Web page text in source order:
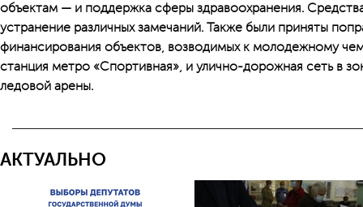
объектам — и поддержка сферы здравоохранения.
устранение различных замечаний. Также были приняты
финансирования объектов, возводимых к молодежному
станция метро «Спортивная», и улично-дорожная сеть в
ледовой арены.
АКТУАЛЬНО